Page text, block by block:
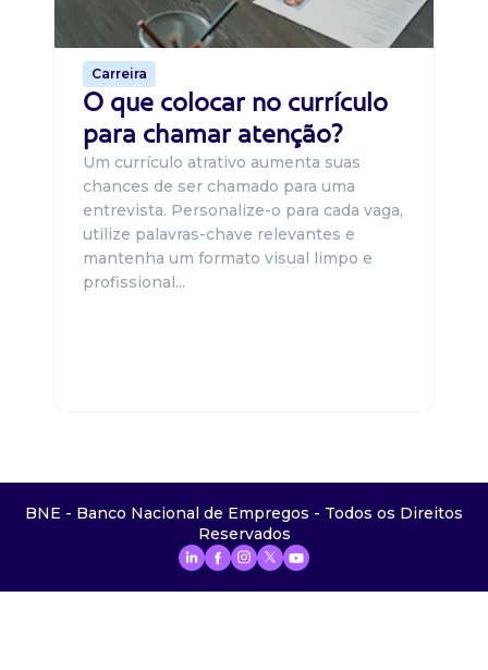
Carreira
O que colocar no currículo
para chamar atenção?
Um currículo atrativo aumenta suas
chances de ser chamado para uma
entrevista. Personalize-o para cada vaga,
utilize palavras-chave relevantes e
mantenha um formato visual limpo e
profissional...
BNE - Banco Nacional de Empregos - Todos os Direitos
Reservados